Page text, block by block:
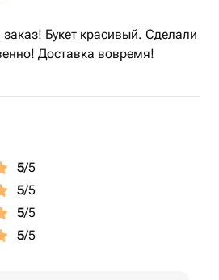
Букет красивый. Сделали
Доставка вовремя!
5/5
5/5
5/5
5/5